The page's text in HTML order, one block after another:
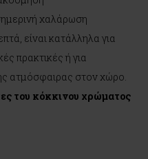
χαλάρωση
είναι κατάλληλα για
πρακτικές ή για
ατμόσφαιρας στον χώρο.
του κόκκινου χρώματος